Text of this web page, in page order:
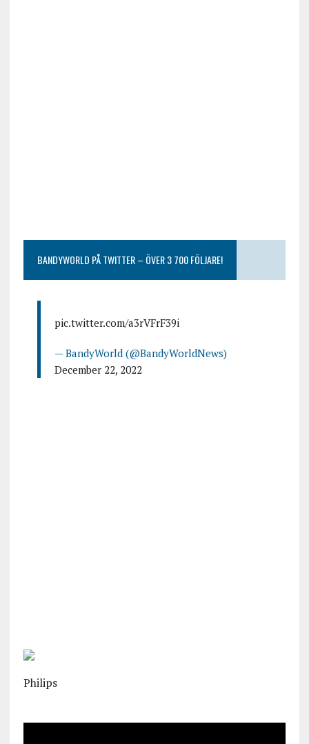
BANDYWORLD PÅ TWITTER – ÖVER 3 700 FÖLJARE!
pic.twitter.com/a3rVFrF39i
— BandyWorld (@BandyWorldNews)
December 22, 2022
Philips